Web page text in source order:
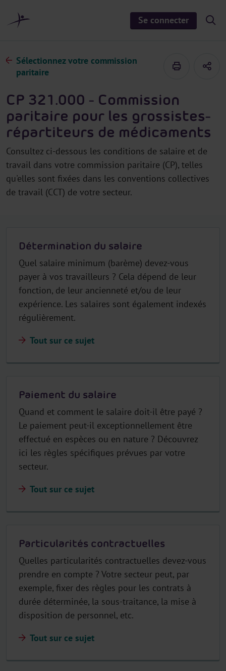
Se connecter
S
i
h
Sélectionnez votre commission
paritaire
CP 321.000 - Commission
paritaire pour les grossistes-
répartiteurs de médicaments
Consultez ci-dessous les conditions de salaire et de
travail dans votre commission paritaire (CP), telles
qu'elles sont fixées dans les conventions collectives
de travail (CCT) de votre secteur.
Détermination du salaire
Quel salaire minimum (barème) devez-vous
payer à vos travailleurs ? Cela dépend de leur
fonction, de leur ancienneté et/ou de leur
expérience. Les salaires sont également indexés
régulièrement.
Tout sur ce sujet
Paiement du salaire
Quand et comment le salaire doit-il être payé ?
Le paiement peut-il exceptionnellement être
effectué en espèces ou en nature ? Découvrez
ici les règles spécifiques prévues par votre
secteur.
Tout sur ce sujet
Particularités contractuelles
Quelles particularités contractuelles devez-vous
prendre en compte ? Votre secteur peut, par
exemple, fixer des règles pour les contrats à
durée déterminée, la sous-traitance, la mise à
disposition de personnel, etc.
Tout sur ce sujet